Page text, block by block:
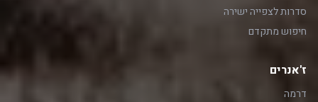
סדרות לצפייה ישירה
חיפוש מתקדם
ז'אנרים
דרמה